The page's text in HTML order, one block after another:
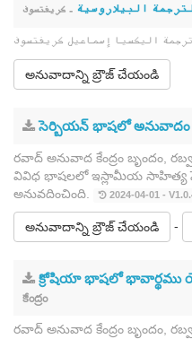
البيلاروسية - كريفتسوف
అనువాదాన్ని బ్రౌజ్ చేయండి
సెర్బియన్ భాషలో అనువాదం
రవాద్ అనువాద కేంద్రం
వివిధ భాషలలో ఇస్లామీయ సాహిత్య
అనువదించింది.
2024-04-01 -
అనువాదాన్ని బ్రౌజ్ చేయండి -
క్రోషియా భాషలో భావార్థము
కేంద్రం
రవాద్ అనువాద కేంద్రం